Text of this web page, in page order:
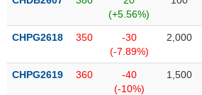
(+5.56%)
CHPG2618 350
-30
(-7.89%)
2,000
CHPG2619 360
-40
(-10%)
1,500
TIÊU
THIẾT
YẾU